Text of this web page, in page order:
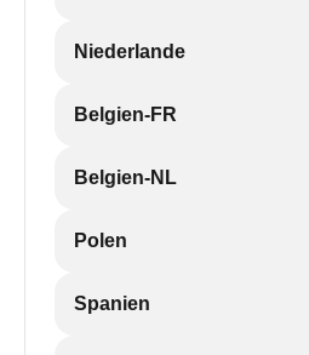
Niederlande
Belgien-FR
Belgien-NL
Polen
Spanien